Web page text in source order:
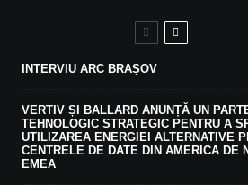
INTERVIU ARC BRAȘOV
VERTIV ȘI BALLARD ANUNȚĂ UN
TEHNOLOGIC STRATEGIC PENTRU A
UTILIZAREA ENERGIEI ALTERNATIVE
CENTRELE DE DATE DIN AMERICA DE
EMEA